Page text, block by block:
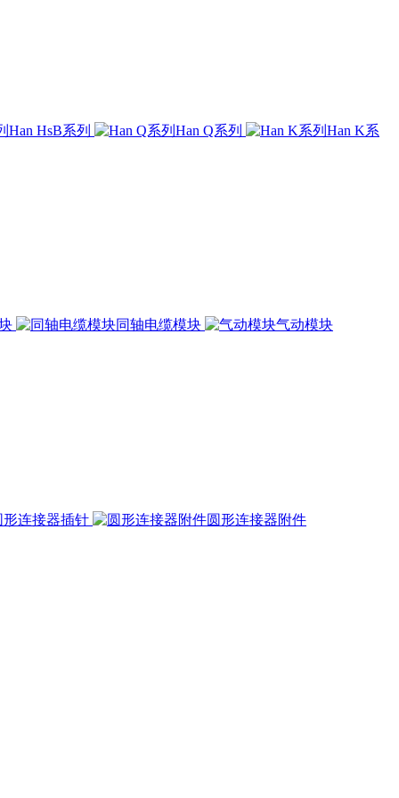
Han HsB系列 Han Q系列
Han K系
同轴电缆模块
气动模块
形连接器插针 圆形连接器附件